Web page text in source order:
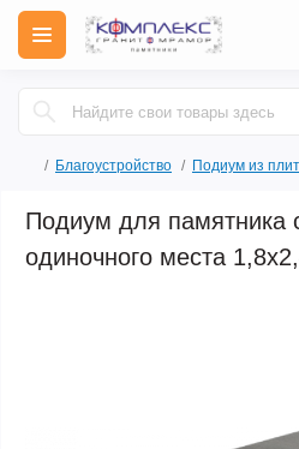
Благоустройство Подиум из
Подиум для памятника
одиночного места